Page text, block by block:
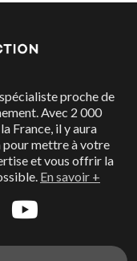
proche de
Avec 2 000
France, il y aura
mettre à votre
et vous offrir la
En savoir +